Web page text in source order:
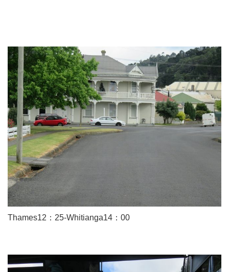
Thames12：25-Whitianga14：00